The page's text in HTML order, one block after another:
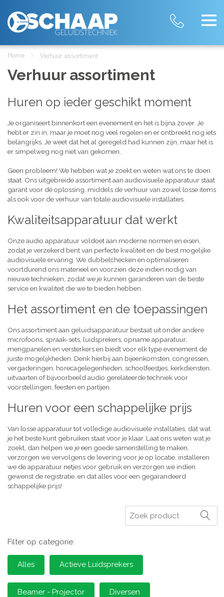
Home Verhuur assortiment
Verhuur assortiment
Huren op ieder geschikt moment
Je organiseert binnenkort een evenement en het is bijna zover. Je
hebt er zin in, maar je moet nog veel regelen en er ontbreekt nog iets
belangrijks. Je weet dat het al geregeld had kunnen zijn, maar het is
er simpelweg nog niet van gekomen..
Geen probleem! We hebben wat je zoekt en weten wat ons te doen
staat. Ons uitgebreide assortiment aan audiovisuele apparatuur staat
garant voor dé oplossing, middels de verhuur van zowel losse items
als ook voor de verhuur van totale audiovisuele installaties.
Kwaliteitsapparatuur dat werkt
Onze audio apparatuur voldoet aan moderne normen en eisen,
zodat je verzekerd bent van perfecte kwaliteit en de best mogelijke
audiovisuele ervaring. We dubbelchecken en optimaliseren
voortdurend ons materieel en voorzien deze indien nodig van
nieuwe technieken, zodat we je kunnen garanderen van de beste
service en kwaliteit die we te bieden hebben.
Het assortiment en de toepassingen
Ons assortiment aan geluidsapparatuur bestaat uit onder andere
microfoons, spraak-sets, luidsprekers, opname apparatuur,
mengpanelen en versterkers en biedt voor elk type evenement de
juiste mogelijkheden. Denk hierbij aan bijeenkomsten, congressen,
vergaderingen, horecagelegenheden, schoolfeestjes, kerkdiensten,
uitvaarten of bijvoorbeeld audio gerelateerde techniek voor
voorstellingen, feesten en partijen.
Huren voor een schappelijke prijs
Van losse apparatuur tot volledige audiovisuele installaties, dat wat
je het beste kunt gebruiken staat voor je klaar. Laat ons weten wat je
zoekt, dan helpen we je een goede samenstelling te maken,
verzorgen we vervolgens de levering voor je op locatie, installeren
we de apparatuur netjes voor gebruik en verzorgen we indien
gewenst de registratie, en dat alles voor een gegarandeerd
schappelijke prijs!
Zoeken
Filter op categorie:
Alles Actieve Luidsprekers
Beamer - Projector Diversen